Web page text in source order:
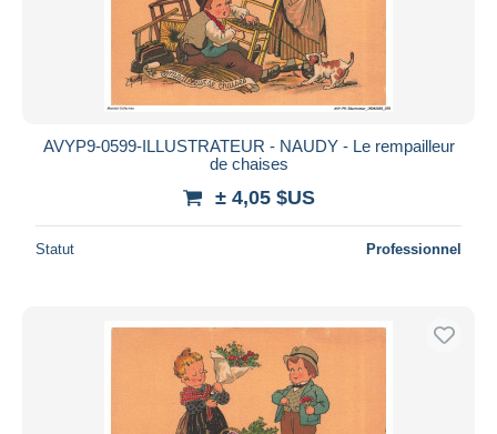
AVYP9-0599-ILLUSTRATEUR - NAUDY - Le rempailleur
de chaises
± 4,05 $US
Statut Professionnel